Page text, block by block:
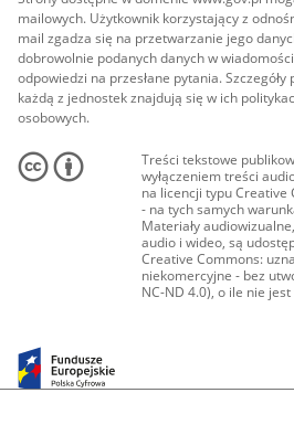
mailowych. Użytkownik korzystający z
mail zgadza się na przetwarzanie jego
dobrowolnie podanych danych w
odpowiedzi na przesłane pytania.
każdą z jednostek znajdują się w ich
osobowych.
Treści tekstowe
wyłączeniem treści
na licencji typu Creative
- na tych samych
Materiały
audio i wideo, są
Creative Commons:
niekomercyjne - bez
NC-ND 4.0), o ile nie